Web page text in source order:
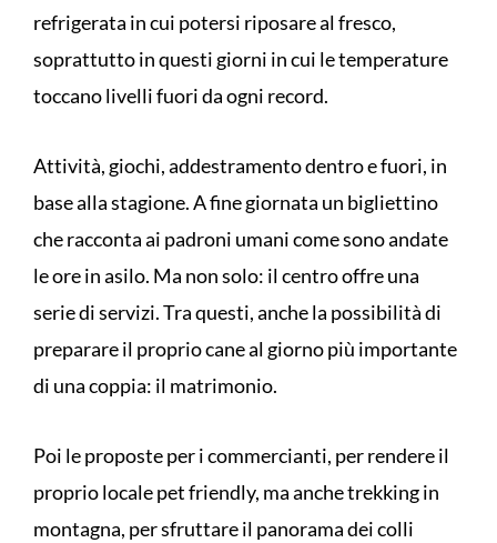
refrigerata in cui potersi riposare al fresco,
soprattutto in questi giorni in cui le temperature
toccano livelli fuori da ogni record.
Attività, giochi, addestramento dentro e fuori, in
base alla stagione. A fine giornata un bigliettino
che racconta ai padroni umani come sono andate
le ore in asilo. Ma non solo: il centro offre una
serie di servizi. Tra questi, anche la possibilità di
preparare il proprio cane al giorno più importante
di una coppia: il matrimonio.
Poi le proposte per i commercianti, per rendere il
proprio locale pet friendly, ma anche trekking in
montagna, per sfruttare il panorama dei colli